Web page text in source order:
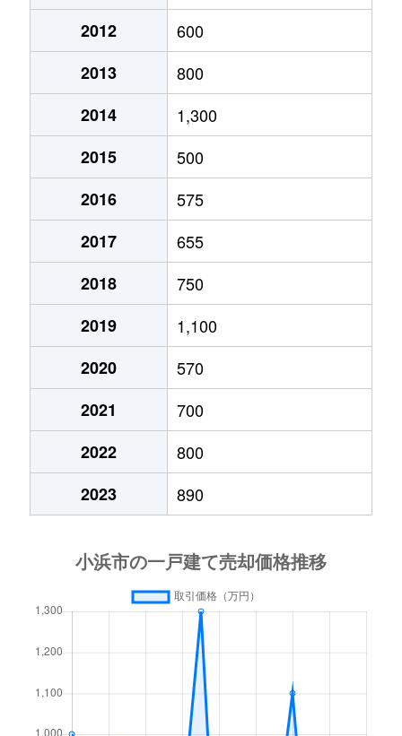
2012
600
2013
800
2014
1,300
2015
500
2016
575
2017
655
2018
750
2019
1,100
2020
570
2021
700
2022
800
2023
890